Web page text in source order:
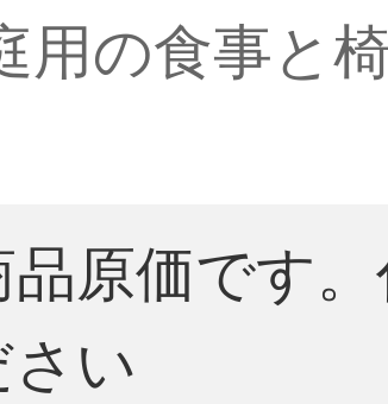
の食事と
原価です
い